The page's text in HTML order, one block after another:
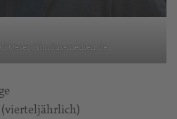
Oeser / fundus-medien.de